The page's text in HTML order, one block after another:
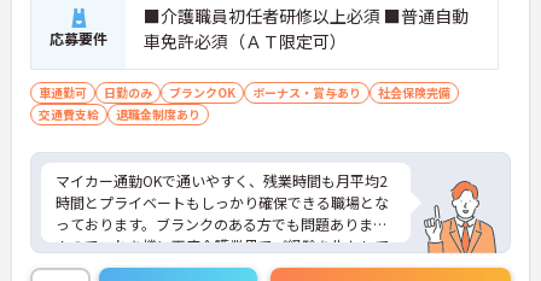
応募要件
■介護職員初任者研修以上必須 ■普通自動
車免許必須（ＡＴ限定可）
車通勤可 日勤のみ ブランクOK ボーナス・賞与あり
社会保険完備
交通費支給
退職金制度あり
マイカー通勤OKで通いやすく、残業時間も月平均2
時間とプライベートもしっかり確保できる職場とな
っております。ブランクのある方でも問題ありませ
んのでこれを機に再度介護業界でご経験を生かして
チャレンジしてみてはいかがでしょうか？ご興味の